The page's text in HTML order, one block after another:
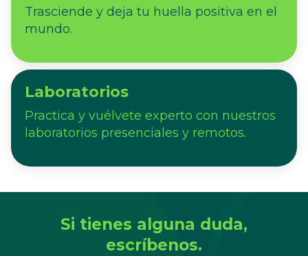
Trasciende y deja tu huella positiva en el
mundo.
Laboratorios
Practica y vuélvete experto con nuestros
laboratorios presenciales y remotos.
Si tienes alguna duda,
escríbenos.